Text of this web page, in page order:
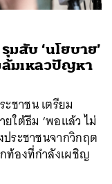
สับ ‘นโยบาย’
มเหลวปัญหา
ชาชน เตรียม
ใต้ธีม ‘พอแล้ว ไม่
ระชาชนจากวิกฤต
ท้องที่กำลังเผชิญ